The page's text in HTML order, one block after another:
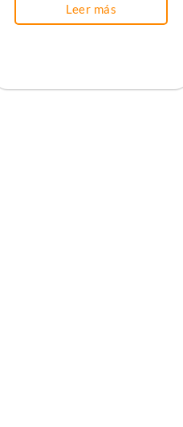
Leer más